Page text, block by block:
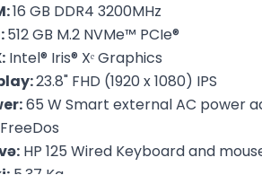
16 GB DDR4 3200MHz
512 GB M.2 NVMe™ PCIe®
Intel® Iris® Xᵉ Graphics
23.8" FHD (1920 x 1080) IPS
65 W Smart external AC power
HP 125 Wired Keyboard and